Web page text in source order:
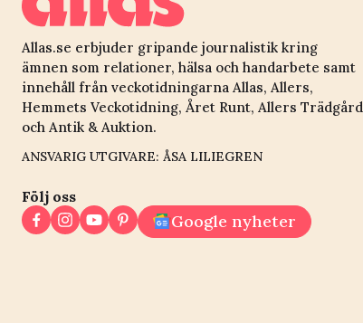
Allas.se erbjuder gripande journalistik kring
ämnen som relationer, hälsa och handarbete samt
innehåll från veckotidningarna Allas, Allers,
Hemmets Veckotidning, Året Runt, Allers Trädgård
och Antik & Auktion.
ANSVARIG UTGIVARE: ÅSA LILIEGREN
Följ oss
Google nyheter